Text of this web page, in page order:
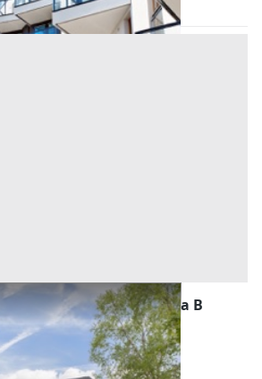
al piano terra con scala B
€